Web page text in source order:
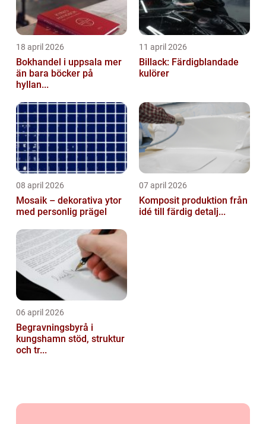
18 april 2026
Bokhandel i uppsala mer
än bara böcker på
hyllan...
11 april 2026
Billack: Färdigblandade
kulörer
08 april 2026
Mosaik – dekorativa ytor
med personlig prägel
07 april 2026
Komposit produktion från
idé till färdig detalj...
06 april 2026
Begravningsbyrå i
kungshamn stöd, struktur
och tr...